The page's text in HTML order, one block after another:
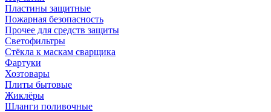
Пластины защитные
Пожарная безопасность
Прочее для средств защиты
Светофильтры
Стёкла к маскам сварщика
Фартуки
Хозтовары
Плиты бытовые
Жиклёры
Шланги поливочные